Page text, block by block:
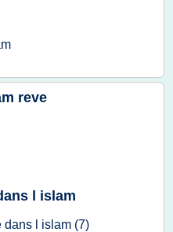
reve
l islam
dans l islam (7)